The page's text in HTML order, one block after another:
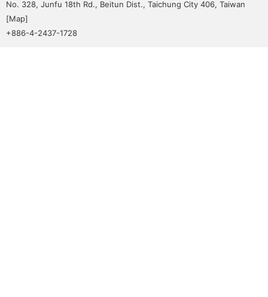
No. 328, Junfu 18th Rd., Beitun Dist., Taichung City 406, Taiwan
[Map]
+886-4-2437-1728